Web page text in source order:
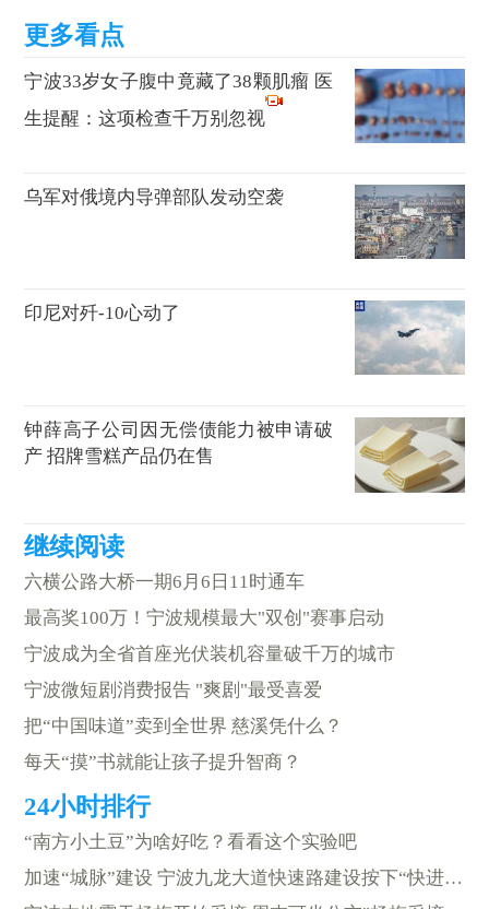
宁波33岁女子腹中竟藏了38颗肌瘤 医
生提醒：这项检查千万别忽视
乌军对俄境内导弹部队发动空袭
印尼对歼-10心动了
钟薛高子公司因无偿债能力被申请破
产 招牌雪糕产品仍在售
六横公路大桥一期6月6日11时通车
最高奖100万！宁波规模最大"双创"赛事启动
宁波成为全省首座光伏装机容量破千万的城市
宁波微短剧消费报告 "爽剧"最受喜爱
把“中国味道”卖到全世界 慈溪凭什么？
每天“摸”书就能让孩子提升智商？
“南方小土豆”为啥好吃？看看这个实验吧
加速“城脉”建设 宁波九龙大道快速路建设按下“快进键”